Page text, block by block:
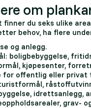
om
finner du seks ulike
behov, ha flere
og anlegg.
boligbebyggelse,
kjøpesenter,
for offentlig eller privat
idrettsanlegg,
grav-